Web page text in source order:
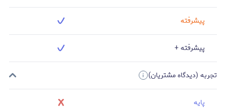
پیشرفته
پیشرفته +
تجربه (دیدگاه مشتریان)
پایه